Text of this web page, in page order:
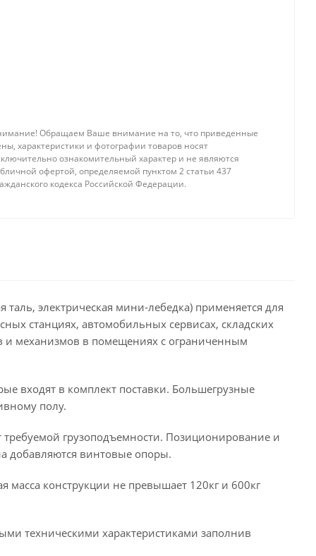
Обращаем Ваше внимание на то, что приведенные
характеристики и фотографии товаров носят
ознакомительный характер и не являются
офертой, определяемой пунктом 2 статьи 437
кодекса Российской Федерации.
электрическая мини-лебедка) применяется для
станциях, автомобильных сервисах, складских
и механизмов в помещениях с ограниченным
входят в комплект поставки. Большегрузные
полу.
грузоподъемности. Позиционирование и
добавляются винтовые опоры.
масса конструкции не превышает 120кг и 600кг
техническими характеристиками заполнив